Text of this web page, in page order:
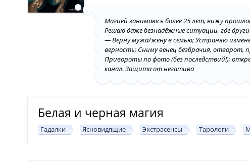
Магией занимаюсь более 25 лет, вижу
Рeшaю дaжe безнадёжные ситуации, где
— Верну мужа/жену в семью; Устраняю
верность; Сниму венец безбрачия, отворот,
Привороты по фото (без последствий!);
канал. Защита от негатива
Белая и черная магия
Гадалки Ясновидящие Экстрасенсы Тарологи